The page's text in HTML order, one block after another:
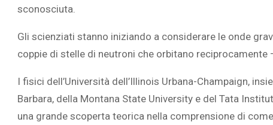
sconosciuta.
Gli scienziati stanno iniziando a considerare le onde
coppie di stelle di neutroni che orbitano
I fisici dell’Università dell’Illinois Urbana-Champaign,
Barbara, della Montana State University e del Tata
una grande scoperta teorica nella comprensione di